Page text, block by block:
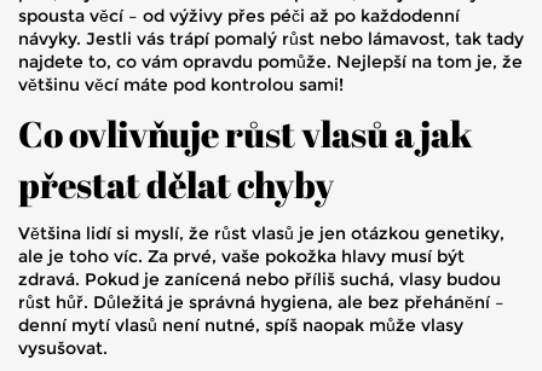
spousta věcí – od výživy přes péči až po každodenní
návyky. Jestli vás trápí pomalý růst nebo lámavost, tak tady
najdete to, co vám opravdu pomůže. Nejlepší na tom je, že
většinu věcí máte pod kontrolou sami!
Co ovlivňuje růst vlasů a jak
přestat dělat chyby
Většina lidí si myslí, že růst vlasů je jen otázkou genetiky,
ale je toho víc. Za prvé, vaše pokožka hlavy musí být
zdravá. Pokud je zanícená nebo příliš suchá, vlasy budou
růst hůř. Důležitá je správná hygiena, ale bez přehánění –
denní mytí vlasů není nutné, spíš naopak může vlasy
vysušovat.